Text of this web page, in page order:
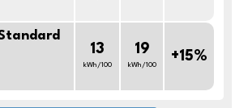
13
kWh/100
19
kWh/100
+15%